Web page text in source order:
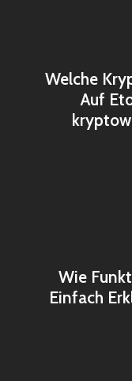
Welche
Auf
Wie
Einfach